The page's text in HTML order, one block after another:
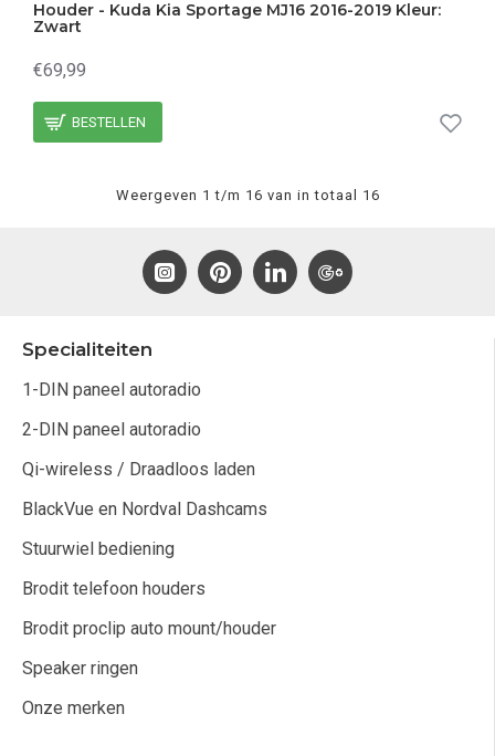
Houder - Kuda Kia Sportage MJ16 2016-2019 Kleur:
Zwart
€69,99
BESTELLEN
Weergeven 1 t/m 16 van in totaal 16
Specialiteiten
1-DIN paneel autoradio
2-DIN paneel autoradio
Qi-wireless / Draadloos laden
BlackVue en Nordval Dashcams
Stuurwiel bediening
Brodit telefoon houders
Brodit proclip auto mount/houder
Speaker ringen
Onze merken